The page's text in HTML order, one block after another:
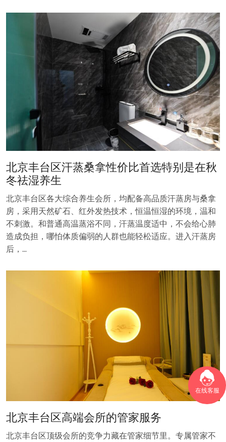
在线客服
北京丰台区汗蒸桑拿性价比首选特别是在秋
冬祛湿养生
北京丰台区各大综合养生会所，均配备高品质汗蒸房与桑拿
房，采用天然矿石、红外发热技术，恒温恒湿的环境，温和
不刺激。和普通高温蒸浴不同，汗蒸温度适中，不会给心肺
造成负担，哪怕体质偏弱的人群也能轻松适应。进入汗蒸房
后，…
北京丰台区高端会所的管家服务
北京丰台区顶级会所的竞争力藏在管家细节里。专属管家不